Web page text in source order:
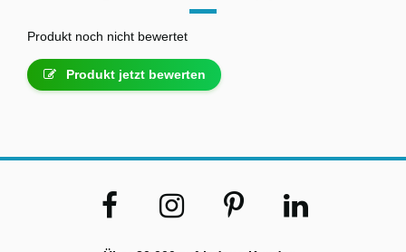
Produkt noch nicht bewertet
Produkt jetzt bewerten